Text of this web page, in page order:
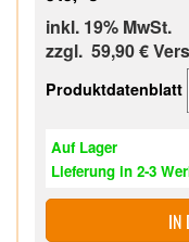
Griffmulde,
Rollen hinten,
inkl. 19% MwSt.
zzgl. 59,90 €
Produktdatenblatt
Auf Lager
Lieferung in 2-3
IN